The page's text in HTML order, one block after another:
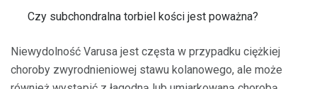
Czy subchondralna torbiel kości jest poważna?
Niewydolność Varusa jest częsta w przypadku ciężkiej
choroby zwyrodnieniowej stawu kolanowego, ale może